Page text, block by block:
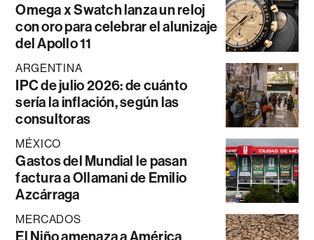
Omega x Swatch lanza un reloj
con oro para celebrar el alunizaje
del Apollo 11
ARGENTINA
IPC de julio 2026: de cuánto
sería la inflación, según las
consultoras
MÉXICO
Gastos del Mundial le pasan
factura a Ollamani de Emilio
Azcárraga
MERCADOS
El Niño amenaza a América